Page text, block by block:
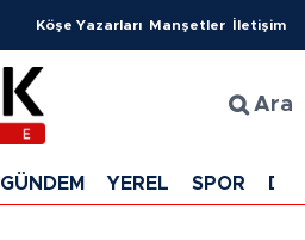
Köşe Yazarları Manşetler İletişim
Ara
GÜNDEM YEREL SPOR